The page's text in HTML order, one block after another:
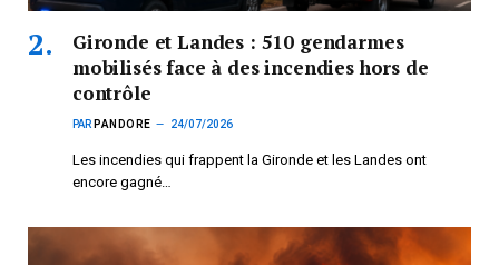
Gironde et Landes : 510 gendarmes
mobilisés face à des incendies hors de
contrôle
PAR PANDORE 24/07/2026
Les incendies qui frappent la Gironde et les Landes ont
encore gagné…